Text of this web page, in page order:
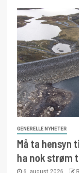
GENERELLE NYHETER
Må ta hensyn
ha nok strøm
6. august 2026